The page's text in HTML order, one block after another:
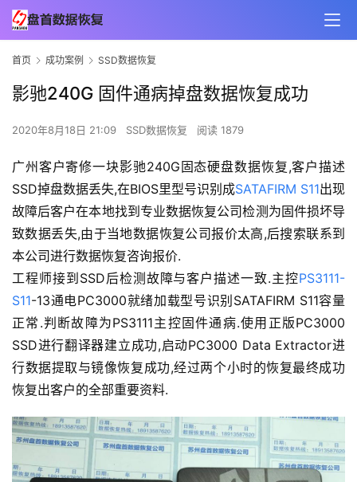
首页 成功案例 SSD数据恢复
影驰240G 固件通病掉盘数据恢复成功
2020年8月18日 21:09 SSD数据恢复 阅读 1879
广州客户寄修一块影驰240G固态硬盘数据恢复,客户描述
SSD掉盘数据丢失,在BIOS里型号识别成SATAFIRM S11出现
故障后客户在本地找到专业数据恢复公司检测为固件损坏导
致数据丢失,由于当地数据恢复公司报价太高,后搜索联系到
本公司进行数据恢复咨询报价.
工程师接到SSD后检测故障与客户描述一致.主控PS3111-
S11-13通电PC3000就绪加载型号识别SATAFIRM S11容量
正常.判断故障为PS3111主控固件通病.使用正版PC3000
SSD进行翻译器建立成功,启动PC3000 Data Extractor进
行数据提取与镜像恢复成功,经过两个小时的恢复最终成功
恢复出客户的全部重要资料.